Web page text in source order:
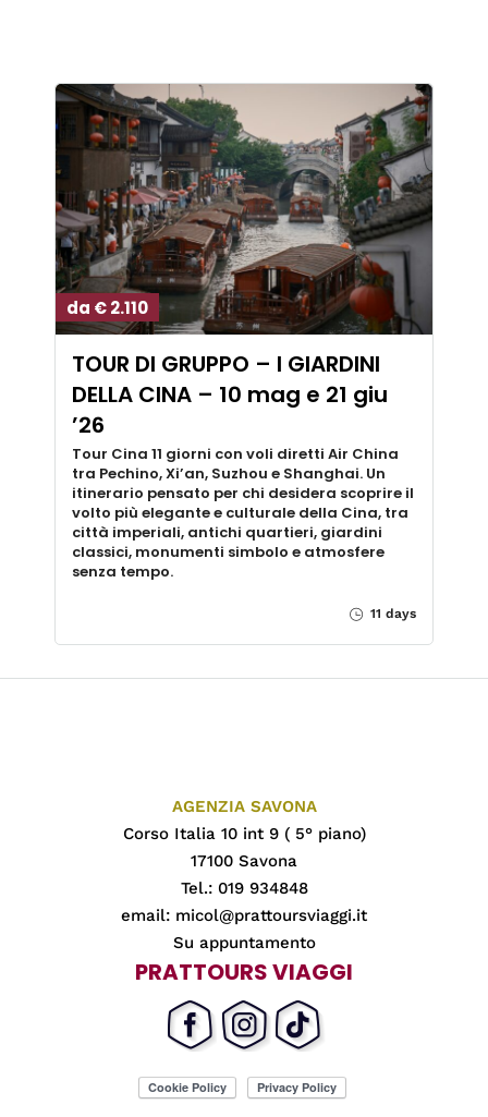
da € 2.110
TOUR DI GRUPPO – I GIARDINI
DELLA CINA – 10 mag e 21 giu
’26
Tour Cina 11 giorni con voli diretti Air China
tra Pechino, Xi’an, Suzhou e Shanghai. Un
itinerario pensato per chi desidera scoprire il
volto più elegante e culturale della Cina, tra
città imperiali, antichi quartieri, giardini
classici, monumenti simbolo e atmosfere
senza tempo.
11 days
AGENZIA SAVONA
Corso Italia 10 int 9 ( 5° piano)
17100 Savona
Tel.: 019 934848
email: micol@prattoursviaggi.it
Su appuntamento
PRATTOURS VIAGGI